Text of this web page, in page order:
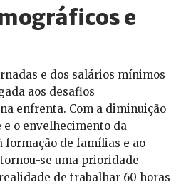
e
e dos salários mínimos
aos desafios
enfrenta. Com a diminuição
o envelhecimento da
formação de famílias e ao
se uma prioridade
de trabalhar 60 horas